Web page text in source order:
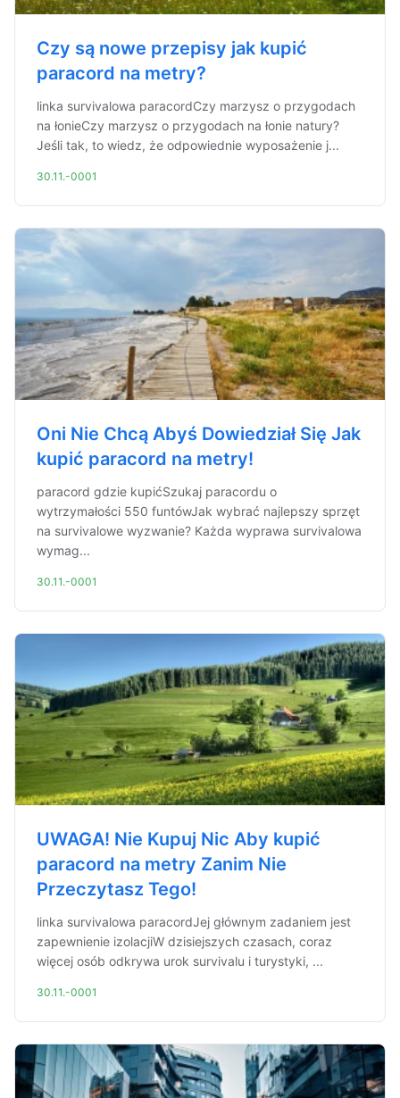
Czy są nowe przepisy jak kupić
paracord na metry?
linka survivalowa paracordCzy marzysz o przygodach
na łonieCzy marzysz o przygodach na łonie natury?
Jeśli tak, to wiedz, że odpowiednie wyposażenie j...
30.11.-0001
Oni Nie Chcą Abyś Dowiedział Się Jak
kupić paracord na metry!
paracord gdzie kupićSzukaj paracordu o
wytrzymałości 550 funtówJak wybrać najlepszy sprzęt
na survivalowe wyzwanie? Każda wyprawa survivalowa
wymag...
30.11.-0001
UWAGA! Nie Kupuj Nic Aby kupić
paracord na metry Zanim Nie
Przeczytasz Tego!
linka survivalowa paracordJej głównym zadaniem jest
zapewnienie izolacjiW dzisiejszych czasach, coraz
więcej osób odkrywa urok survivalu i turystyki, ...
30.11.-0001